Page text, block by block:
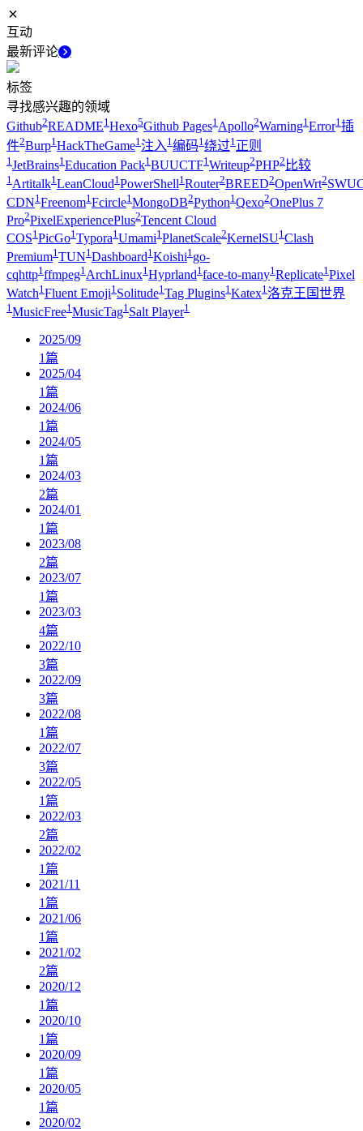
互动
最新评论
标签
寻找感兴趣的领域
Github2README1 Hexo5Github Pages1 Apollo2Warning1 Error1 插
件2Burp1 HackTheGame1 注入 1 编码1 绕过1 正则
1 JetBrains1 Education Pack1 BUUCTF1 Writeup2PHP2 比较
1Artitalk1LeanCloud1PowerShell1Router2BREED2OpenWrt2
CDN1 Freenom1 Fcircle1 MongoDB2Python1 Qexo2OnePlus 7
Pro2PixelExperiencePlus2Tencent Cloud
COS1 PicGo1 Typora1 Umami1 PlanetScale2KernelSU1 Clash
Premium1 TUN1 Dashboard1 Koishi1 go-
cqhttp1 ffmpeg1 ArchLinux1 Hyprland1 face-to-many1 Replicate1 Pixel
Watch1 Fluent Emoji1 Solitude1 Tag Plugins1 Katex1 洛克王国世界
1 MusicFree1 MusicTag1 Salt Player1
2025/09
1篇
2025/04
1篇
2024/06
1篇
2024/05
1篇
2024/03
2篇
2024/01
1篇
2023/08
2篇
2023/07
1篇
2023/03
4篇
2022/10
3篇
2022/09
3篇
2022/08
1篇
2022/07
3篇
2022/05
1篇
2022/03
2篇
2022/02
1篇
2021/11
1篇
2021/06
1篇
2021/02
2篇
2020/12
1篇
2020/10
1篇
2020/09
1篇
2020/05
1篇
2020/02